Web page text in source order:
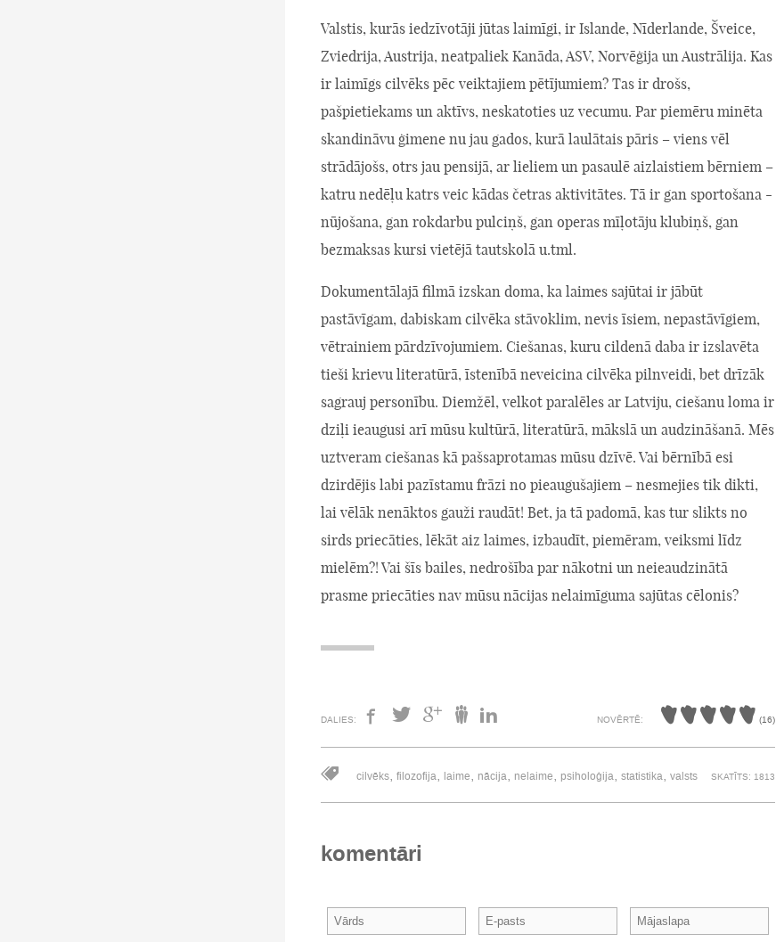
Valstis, kurās iedzīvotāji jūtas laimīgi, ir Islande, Nīderlande, Šveice,
Zviedrija, Austrija, neatpaliek Kanāda, ASV, Norvēģija un Austrālija. Kas
ir laimīgs cilvēks pēc veiktajiem pētījumiem? Tas ir drošs,
pašpietiekams un aktīvs, neskatoties uz vecumu. Par piemēru minēta
skandināvu ģimene nu jau gados, kurā laulātais pāris – viens vēl
strādājošs, otrs jau pensijā, ar lieliem un pasaulē aizlaistiem bērniem –
katru nedēļu katrs veic kādas četras aktivitātes. Tā ir gan sportošana -
nūjošana, gan rokdarbu pulciņš, gan operas mīļotāju klubiņš, gan
bezmaksas kursi vietējā tautskolā u.tml.
Dokumentālajā filmā izskan doma, ka laimes sajūtai ir jābūt
pastāvīgam, dabiskam cilvēka stāvoklim, nevis īsiem, nepastāvīgiem,
vētrainiem pārdzīvojumiem. Ciešanas, kuru cildenā daba ir izslavēta
tieši krievu literatūrā, īstenībā neveicina cilvēka pilnveidi, bet drīzāk
sagrauj personību. Diemžēl, velkot paralēles ar Latviju, ciešanu loma ir
dziļi ieaugusi arī mūsu kultūrā, literatūrā, mākslā un audzināšanā. Mēs
uztveram ciešanas kā pašsaprotamas mūsu dzīvē. Vai bērnībā esi
dzirdējis labi pazīstamu frāzi no pieaugušajiem – nesmejies tik dikti,
lai vēlāk nenāktos gauži raudāt! Bet, ja tā padomā, kas tur slikts no
sirds priecāties, lēkāt aiz laimes, izbaudīt, piemēram, veiksmi līdz
mielēm?! Vai šīs bailes, nedrošība par nākotni un neieaudzinātā
prasme priecāties nav mūsu nācijas nelaimīguma sajūtas cēlonis?
DALIES: NOVĒRTĒ: (16)
cilvēks, filozofija, laime, nācija, nelaime, psiholoģija, statistika, valsts SKATĪTS: 1813
komentāri